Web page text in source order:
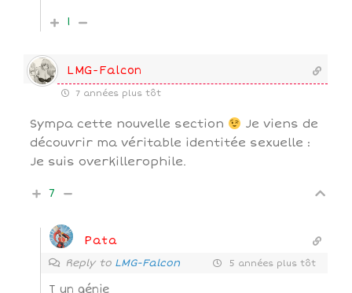
1
LMG-Falcon
7 années plus tôt
Sympa cette nouvelle section
Je viens de
découvrir ma véritable identitée sexuelle :
Je suis overkillerophile.
7
Pata
Reply to LMG-Falcon 5 années plus tôt
T un génie